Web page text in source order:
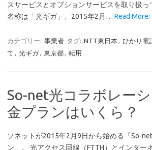
スサービスとオプションサービスを取り扱っ
名称は「光ギガ」、2015年2月… Read
カテゴリー: 事業者 タグ: NTT東日本, ひかり電
て , 光ギガ, 東京都, 転用
So-net光コラボレー
金プランはいくら？
ソネットが2015年2月9日から始める「So-
ン」。 光アクセス回線（FTTH）とインター